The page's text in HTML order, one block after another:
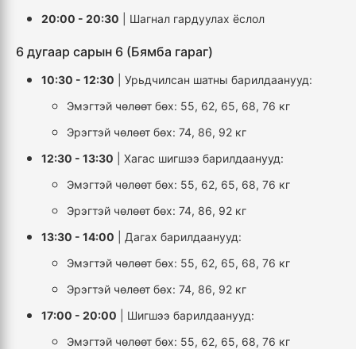
20:00 - 20:30 | Шагнал гардуулах ёслол
6 дугаар сарын 6 (Бямба гараг)
10:30 - 12:30 | Урьдчилсан шатны барилдаанууд:
Эмэгтэй чөлөөт бөх: 55, 62, 65, 68, 76 кг
Эрэгтэй чөлөөт бөх: 74, 86, 92 кг
12:30 - 13:30 | Хагас шигшээ барилдаанууд:
Эмэгтэй чөлөөт бөх: 55, 62, 65, 68, 76 кг
Эрэгтэй чөлөөт бөх: 74, 86, 92 кг
13:30 - 14:00 | Дагах барилдаанууд:
Эмэгтэй чөлөөт бөх: 55, 62, 65, 68, 76 кг
Эрэгтэй чөлөөт бөх: 74, 86, 92 кг
17:00 - 20:00 | Шигшээ барилдаанууд:
Эмэгтэй чөлөөт бөх: 55, 62, 65, 68, 76 кг